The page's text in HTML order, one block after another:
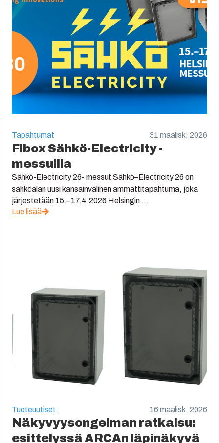
Tapahtumat 31 maalisk. 2026
Fibox Sähkö-Electricity -
messuilla
Sähkö-Electricity 26- messut Sähkö–Electricity 26 on
sähköalan uusi kansainvälinen ammattitapahtuma, joka
järjestetään 15.–17.4.2026 Helsingin ...
Lue lisää
Tuoteuutiset 16 maalisk. 2026
Näkyvyysongelman ratkaisu:
esittelyssä ARCAn läpinäkyvä